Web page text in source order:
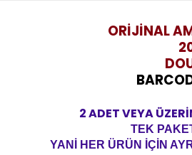
ORİJİNAL
2 ADET VEYA
TEK
YANİ HER ÜRÜN İÇİN